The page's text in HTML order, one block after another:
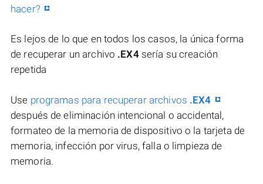
hacer?
Es lejos de lo que en todos los casos, la única forma
de recuperar un archivo .EX4sería su creación
repetida
Use programas para recuperar archivos .EX4
después de eliminación intencional o accidental,
formateo de la memoria de dispositivo o la tarjeta de
memoria, infección por virus, falla o limpieza de
memoria.